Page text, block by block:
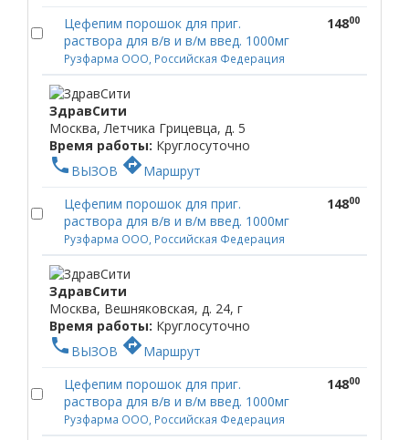
Цефепим порошок для приг.
раствора для в/в и в/м введ. 1000мг
Рузфарма ООО, Российская Федерация
14800
ЗдравСити
Москва, Летчика Грицевца, д. 5
Время работы: Круглосуточно
phone ВЫЗОВ directionsМаршрут
Цефепим порошок для приг.
раствора для в/в и в/м введ. 1000мг
Рузфарма ООО, Российская Федерация
14800
ЗдравСити
Москва, Вешняковская, д. 24, г
Время работы: Круглосуточно
phone ВЫЗОВ directionsМаршрут
Цефепим порошок для приг.
раствора для в/в и в/м введ. 1000мг
Рузфарма ООО, Российская Федерация
14800